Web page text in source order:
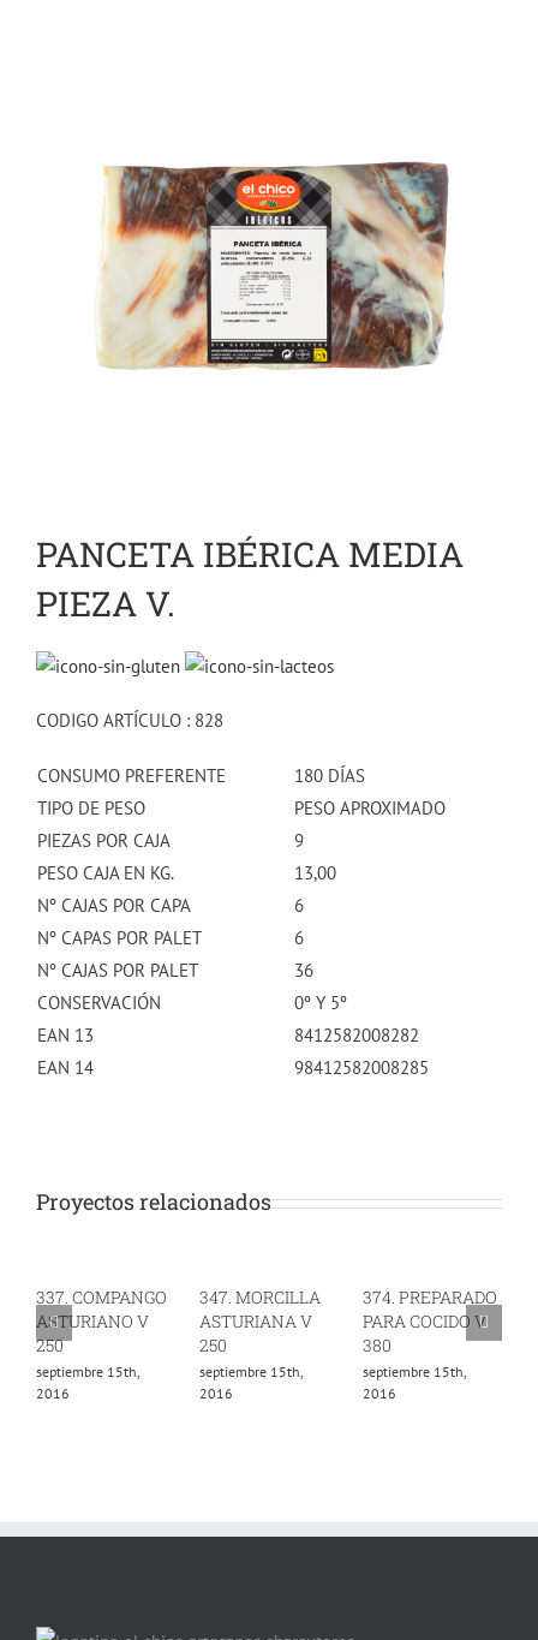
PANCETA IBÉRICA MEDIA
PIEZA V.
CODIGO ARTÍCULO : 828
CONSUMO PREFERENTE
180 DÍAS
TIPO DE PESO
PESO APROXIMADO
PIEZAS POR CAJA
9
PESO CAJA EN KG.
13,00
Nº CAJAS POR CAPA
6
Nº CAPAS POR PALET
6
Nº CAJAS POR PALET
36
CONSERVACIÓN
0º Y 5º
EAN 13
8412582008282
EAN 14
98412582008285
Proyectos relacionados
337. COMPANGO
ASTURIANO V
250
septiembre 15th,
2016
347. MORCILLA
ASTURIANA V
250
septiembre 15th,
2016
374. PREPARADO
PARA COCIDO V
380
septiembre 15th,
2016